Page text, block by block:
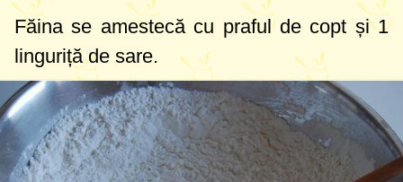
Făina se amestecă cu praful de copt și1
lingurițăde sare.